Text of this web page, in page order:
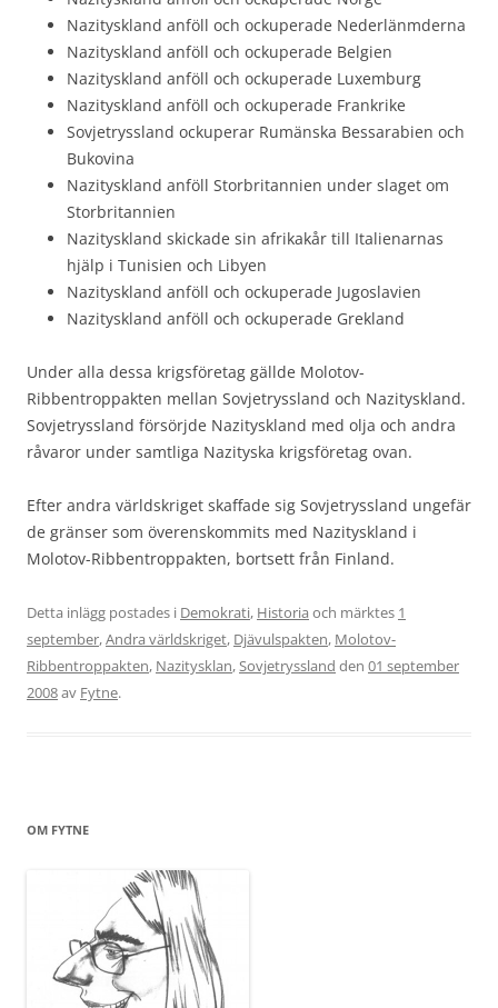
Nazityskland anföll och ockuperade Nederlänmderna
Nazityskland anföll och ockuperade Belgien
Nazityskland anföll och ockuperade Luxemburg
Nazityskland anföll och ockuperade Frankrike
Sovjetryssland ockuperar Rumänska Bessarabien och
Bukovina
Nazityskland anföll Storbritannien under slaget om
Storbritannien
Nazityskland skickade sin afrikakår till Italienarnas
hjälp i Tunisien och Libyen
Nazityskland anföll och ockuperade Jugoslavien
Nazityskland anföll och ockuperade Grekland
Under alla dessa krigsföretag gällde Molotov-
Ribbentroppakten mellan Sovjetryssland och Nazityskland.
Sovjetryssland försörjde Nazityskland med olja och andra
råvaror under samtliga Nazityska krigsföretag ovan.
Efter andra världskriget skaffade sig Sovjetryssland ungefär
de gränser som överenskommits med Nazityskland i
Molotov-Ribbentroppakten, bortsett från Finland.
Detta inlägg postades i Demokrati, Historia och märktes 1
september,Andra världskriget, Djävulspakten, Molotov-
Ribbentroppakten, Nazitysklan,Sovjetryssland den 01 september
2008av Fytne.
OM FYTNE